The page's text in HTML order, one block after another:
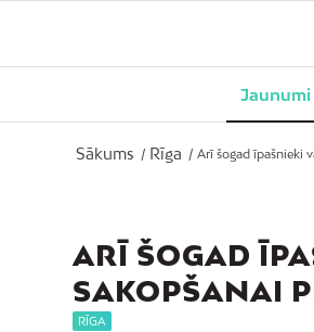
Jaunumi
Sākums / Rīga / Arī šogad īpašnieki
ARĪ ŠOGAD
SAKOPŠANAI
RĪGA